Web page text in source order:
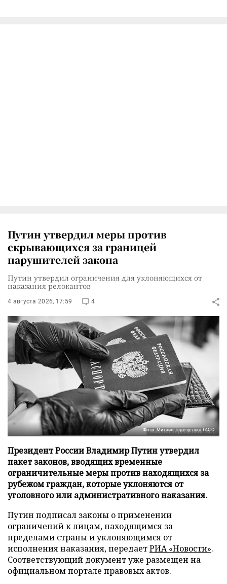
Путин утвердил меры против
скрывающихся за границей
нарушителей закона
Путин утвердил ограничения для уклоняющихся от
наказания релокантов
4 августа 2026, 17:59 4
Фото: Михаил Терещенко/ТАСС
Президент России Владимир Путин утвердил
пакет законов, вводящих временные
ограничительные меры против находящихся за
рубежом граждан, которые уклоняются от
уголовного или административного наказания.
Путин подписал законы о применении
ограничений к лицам, находящимся за
пределами страны и уклоняющимся от
исполнения наказания, передаетРИА «Новости».
Соответствующий документ уже размещен на
официальном портале правовых актов.